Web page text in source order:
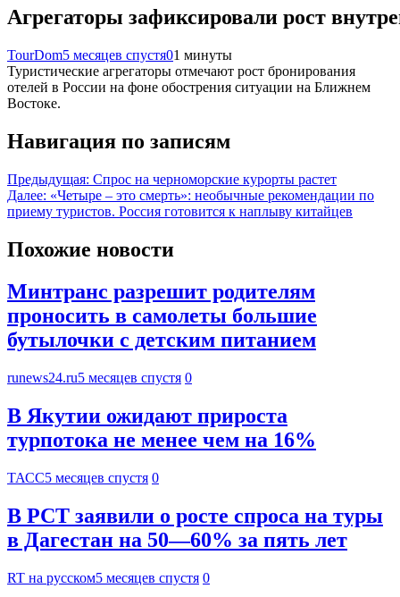
Агрегаторы зафиксировали рост
TourDom5 месяцев спустя01 минуты
Туристические агрегаторы отмечают рост бронирования
отелей в России на фоне обострения ситуации на Ближнем
Востоке.
Навигация по записям
Предыдущая: Спрос на черноморские курорты растет
Далее: «Четыре – это смерть»: необычные рекомендации по
приему туристов. Россия готовится к наплыву китайцев
Похожие новости
Минтранс разрешит родителям
проносить в самолеты большие
бутылочки с детским питанием
runews24.ru5 месяцев спустя 0
В Якутии ожидают прироста
турпотока не менее чем на 16%
ТАСС5 месяцев спустя 0
В РСТ заявили о росте спроса на туры
в Дагестан на 50—60% за пять лет
RT на русском5 месяцев спустя 0